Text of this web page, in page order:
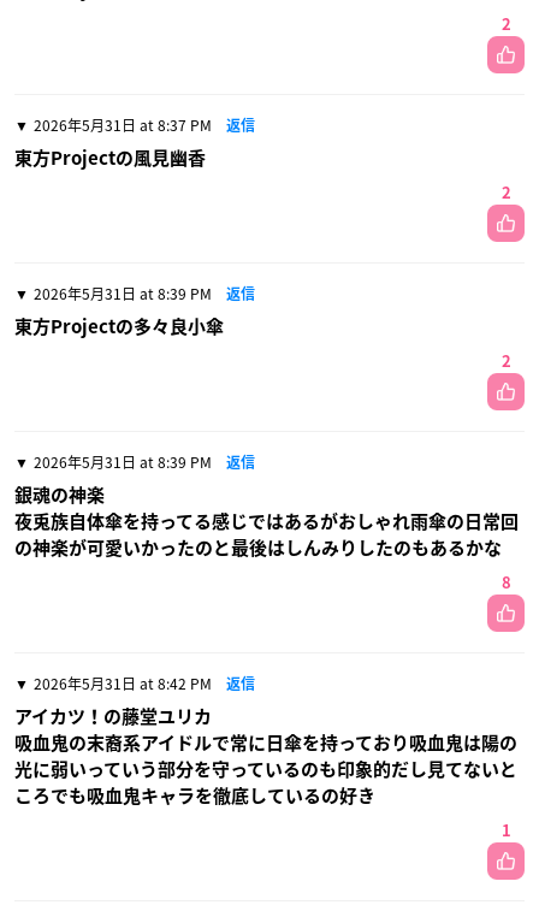
2
2026年5月31日 at 8:37 PM 返信
東方Projectの風見幽香
2
2026年5月31日 at 8:39 PM 返信
東方Projectの多々良小傘
2
2026年5月31日 at 8:39 PM 返信
銀魂の神楽
夜兎族自体傘を持ってる感じではあるがおしゃれ雨傘の日常回
の神楽が可愛いかったのと最後はしんみりしたのもあるかな
8
2026年5月31日 at 8:42 PM 返信
アイカツ！の藤堂ユリカ
吸血鬼の末裔系アイドルで常に日傘を持っており吸血鬼は陽の
光に弱いっていう部分を守っているのも印象的だし見てないと
ころでも吸血鬼キャラを徹底しているの好き
1